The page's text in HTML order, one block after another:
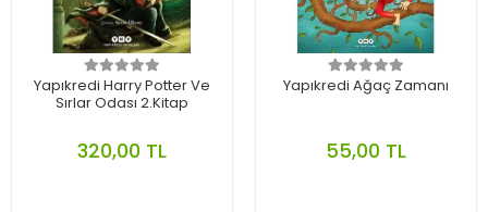
Yapıkredi Harry Potter Ve
Sırlar Odası 2.Kitap
320,00 TL
Yapıkredi Ağaç Zamanı
55,00 TL